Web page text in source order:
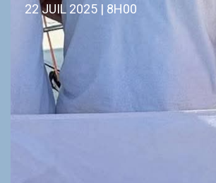
22 JUIL 2025 | 8H00